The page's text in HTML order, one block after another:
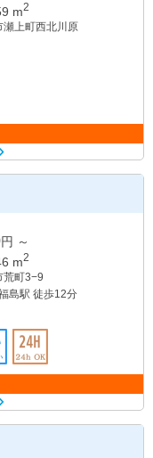
m2
瀬上町西北川原
円 ～
m2
荒町3−9
JR東北本線 福島駅 徒歩12分